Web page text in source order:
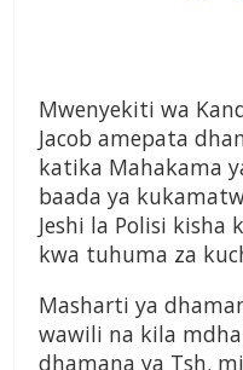
Mwenyekiti wa
Jacob amepata
katika Mahakama
baada ya
Jeshi la Polisi kisha
kwa tuhuma za
Masharti ya
wawili na kila
dhamana ya Tsh.